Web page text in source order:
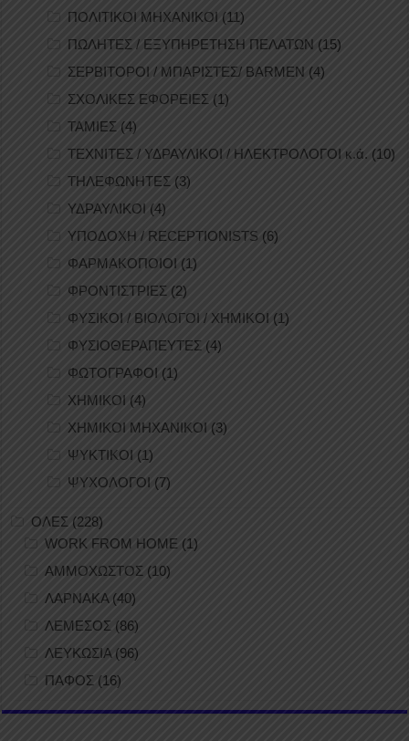
ΠΟΛΙΤΙΚΟΙ ΜΗΧΑΝΙΚΟΙ (11)
ΠΩΛΗΤΕΣ / ΕΞΥΠΗΡΕΤΗΣΗ ΠΕΛΑΤΩΝ (15)
ΣΕΡΒΙΤΟΡΟΙ / ΜΠΑΡΙΣΤΕΣ/ BARMEN (4)
ΣΧΟΛΙΚΕΣ ΕΦΟΡΕΙΕΣ (1)
ΤΑΜΙΕΣ (4)
ΤΕΧΝΙΤΕΣ / ΥΔΡΑΥΛΙΚΟΙ / ΗΛΕΚΤΡΟΛΟΓΟΙ κ.ά. (10)
ΤΗΛΕΦΩΝΗΤΕΣ (3)
ΥΔΡΑΥΛΙΚΟΙ (4)
ΥΠΟΔΟΧΗ / RECEPTIONISTS (6)
ΦΑΡΜΑΚΟΠΟΙΟΙ (1)
ΦΡΟΝΤΙΣΤΡΙΕΣ (2)
ΦΥΣΙΚΟΙ / ΒΙΟΛΟΓΟΙ / ΧΗΜΙΚΟΙ (1)
ΦΥΣΙΟΘΕΡΑΠΕΥΤΕΣ (4)
ΦΩΤΟΓΡΑΦΟΙ (1)
ΧΗΜΙΚΟΙ (4)
ΧΗΜΙΚΟΙ ΜΗΧΑΝΙΚΟΙ (3)
ΨΥΚΤΙΚΟΙ (1)
ΨΥΧΟΛΟΓΟΙ (7)
ΟΛΕΣ (228)
WORK FROM HOME (1)
ΑΜΜΟΧΩΣΤΟΣ (10)
ΛΑΡΝΑΚΑ(40)
ΛΕΜΕΣΟΣ (86)
ΛΕΥΚΩΣΙΑ (96)
ΠΑΦΟΣ (16)